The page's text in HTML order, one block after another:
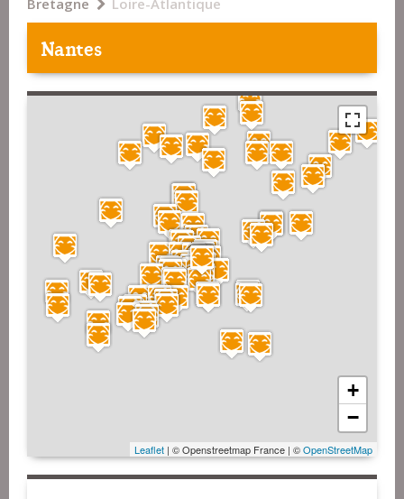
Bretagne
Loire-Atlantique
Nantes
+
−
Leaflet | © Openstreetmap France | ©OpenStreetMap